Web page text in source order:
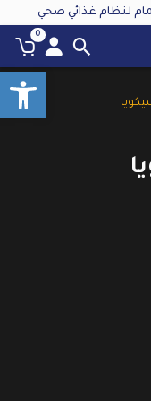
لنظام غذائي صحي
0